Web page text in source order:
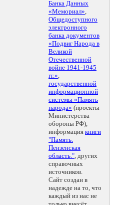
Банка Данных
«Мемориал»,
Общедоступного
электронного
банка документов
«Подвиг Народа в
Великой
Отечественной
войне 1941-1945
гг.»,
государственной
информационной
системы «Память
народа» (проекты
Министерства
обороны РФ),
информация книги
"Память.
Пензенская
область.", других
справочных
источников.
Сайт создан в
надежде на то, что
каждый из нас не